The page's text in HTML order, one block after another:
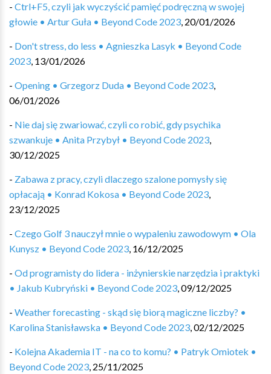
- Ctrl+F5, czyli jak wyczyścić pamięć podręczną w swojej
głowie • Artur Guła • Beyond Code 2023, 20/01/2026
- Don't stress, do less • Agnieszka Lasyk • Beyond Code
2023, 13/01/2026
- Opening • Grzegorz Duda • Beyond Code 2023,
06/01/2026
- Nie daj się zwariować, czyli co robić, gdy psychika
szwankuje • Anita Przybył • Beyond Code 2023,
30/12/2025
- Zabawa z pracy, czyli dlaczego szalone pomysły się
opłacają • Konrad Kokosa • Beyond Code 2023,
23/12/2025
- Czego Golf 3 nauczył mnie o wypaleniu zawodowym • Ola
Kunysz • Beyond Code 2023, 16/12/2025
- Od programisty do lidera - inżynierskie narzędzia i praktyki
• Jakub Kubryński • Beyond Code 2023,09/12/2025
- Weather forecasting - skąd się biorą magiczne liczby? •
Karolina Stanisławska • Beyond Code 2023,02/12/2025
- Kolejna Akademia IT - na co to komu? • Patryk Omiotek •
Beyond Code 2023, 25/11/2025